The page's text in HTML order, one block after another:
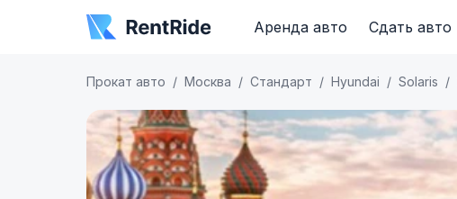
Аренда авто Сдать авто
Прокат авто Москва Стандарт Hyundai Solaris